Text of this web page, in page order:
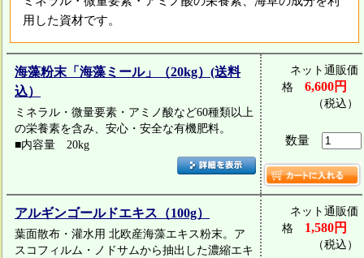
用した資材です。
海藻粉末「海藻ミール」（20kg）(送料
込）
ミネラル・微量要素・アミノ酸など60種類以上
の栄養素を含み、安心・安全な有機肥料。
■内容量 20kg
ネット通販価
格 6,600円
（税込）
数量
アルギンゴールドエキス（100g）
葉面散布・灌水用 北欧産海藻エキス粉末。ア
スコフィルム・ノドサムから抽出した濃縮エキ
ネット通販価
格 1,580円
（税込）